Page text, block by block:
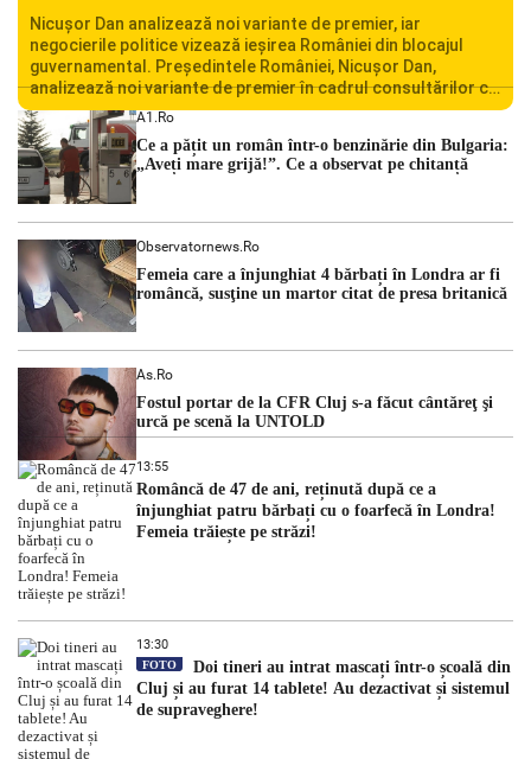
Nicușor Dan analizează noi variante de premier, iar
negocierile politice vizează ieșirea României din blocajul
guvernamental. Președintele României, Nicușor Dan,
analizează noi variante de premier în cadrul consultărilor cu
liderii politici. Ciprian Ciucu vorbește despre scenariul unui
guvern tehnocrat și despre posibilitatea a două cabinete
succesive. Nicușor Dan analizează noi variante de premier
România traversează […]
A1.ro
Ce a pățit un român într-o benzinărie din Bulgaria:
„Aveți mare grijă!”. Ce a observat pe chitanță
Observatornews.ro
Femeia care a înjunghiat 4 bărbați în Londra ar fi
româncă, susţine un martor citat de presa britanică
As.ro
Fostul portar de la CFR Cluj s-a făcut cântăreţ şi
urcă pe scenă la UNTOLD
13:55
Româncă de 47 de ani, reținută după ce a
înjunghiat patru bărbați cu o foarfecă în Londra!
Femeia trăiește pe străzi!
13:30
FOTO
Doi tineri au intrat mascați într-o școală din
Cluj și au furat 14 tablete! Au dezactivat și sistemul
de supraveghere!